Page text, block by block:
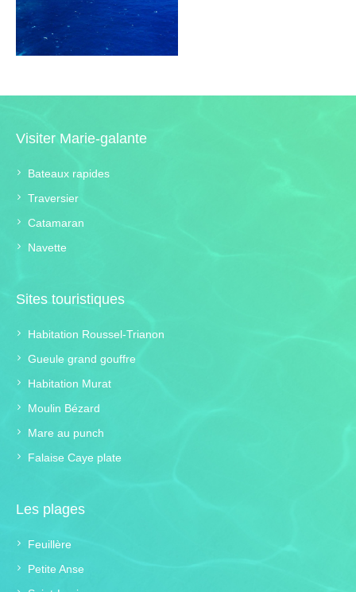
Visiter Marie-galante
Bateaux rapides
Traversier
Catamaran
Navette
Sites touristiques
Habitation Roussel-Trianon
Gueule grand gouffre
Habitation Murat
Moulin Bézard
Mare au punch
Falaise Caye plate
Les plages
Feuillère
Petite Anse